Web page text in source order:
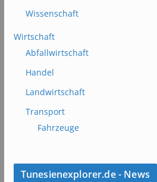
Wissenschaft
Wirtschaft
Abfallwirtschaft
Handel
Landwirtschaft
Transport
Fahrzeuge
Tunesienexplorer.de - News